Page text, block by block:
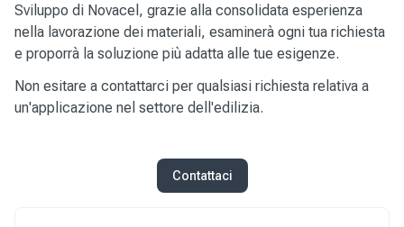
Sviluppo di Novacel, grazie alla consolidata esperienza
nella lavorazione dei materiali, esaminerà ogni tua richiesta
e proporrà la soluzione più adatta alle tue esigenze.
Non esitare a contattarci per qualsiasi richiesta relativa a
un'applicazione nel settore dell'edilizia.
Contattaci